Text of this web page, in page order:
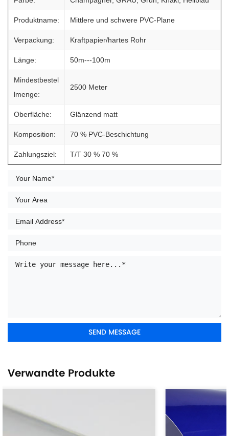
Produktname: Mittlere und schwere PVC-Plane
Verpackung: Kraftpapier/hartes Rohr
Länge: 50m---100m
Mindestbestel
lmenge:
2500 Meter
Oberfläche: Glänzend matt
Komposition: 70 % PVC-Beschichtung
Zahlungsziel: T/T 30 % 70 %
Verwandte Produkte